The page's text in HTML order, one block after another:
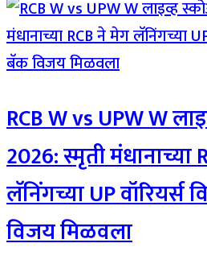
RCB W vs UPW W
2026: स्मृती मंधानाच्या
लॅनिंगच्या UP वॉरियर्स
विजय मिळवला